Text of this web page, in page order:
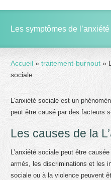
Les symptômes de
Accueil » traitement-burnout »
sociale
L’anxiété sociale est un
peut être causé par des facteurs
Les causes de la
L’anxiété sociale peut être
armés, les discriminations et les
sociale ou à la violence peuvent